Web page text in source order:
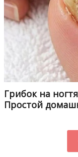
Грибок на
Простой